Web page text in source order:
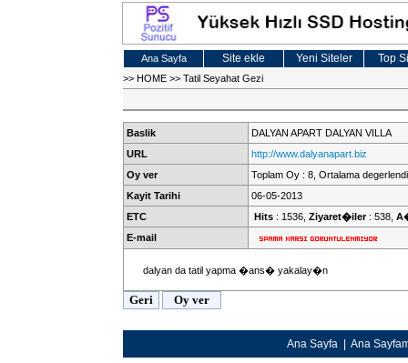
Ana Sayfa Site ekle Yeni Siteler Top
>> HOME >> Tatil Seyahat Gezi
Baslik
DALYAN APART DALYAN VILLA
URL
http://www.dalyanapart.biz
Oy ver
Toplam Oy : 8, Ortalama
Kayit Tarihi
06-05-2013
ETC
Hits : 1536, Ziyaret�iler: 538,
E-mail
dalyan da tatil yapma �ans� yakalay�n
Ana Sayfa Ana